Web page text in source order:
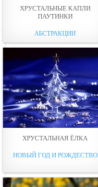
ХРУСТАЛЬНЫЕ КАПЛИ
ПАУТИНКИ
АБСТРАКЦИИ
ХРУСТАЛЬНАЯ ЁЛКА
НОВЫЙ ГОД И РОЖДЕСТВО